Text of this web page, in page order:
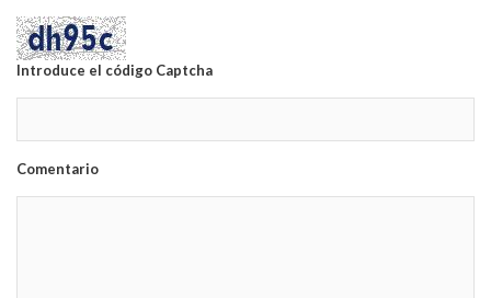
Introduce el código Captcha
Comentario